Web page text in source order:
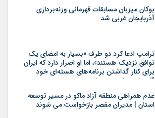
بوکان میزبان مسابقات قهرمانی وزنه‌برداری
آذربایجان غربی شد
ترامپ ادعا کرد دو طرف «بسیار به امضای یک
توافق نزدیک هستند»، اما او اصرار دارد که ایران
برای کنار گذاشتن برنامه‌های هسته‌ای خود
گام‌های بیشتری بردارد
عدم همراهی منطقه آزاد ماکو در مسیر توسعه
استان | مدیران مقصر بازخواست می شوند